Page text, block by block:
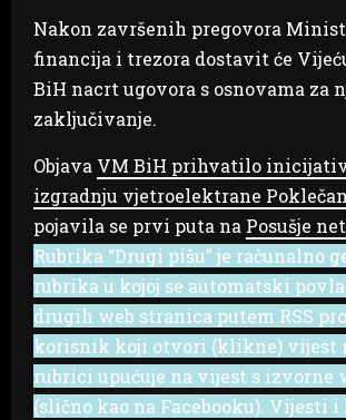
Nakon završenih pregovora
financija i trezora dostavit će
BiH nacrt ugovora s osnovama za
zaključivanje.
Objava VM BiH prihvatilo
izgradnju vjetroelektrane
pojavila se prvi puta na Posušje net
Rubrika “Drugi pišu” je računalno
rubrika u kojoj se automatski
drugih web stranica putem RSS
korisnik koji otvori (klikne) vijest
rubrici upućuje na vijest s izvorne
(slično kao na Facebooku). Vijesti